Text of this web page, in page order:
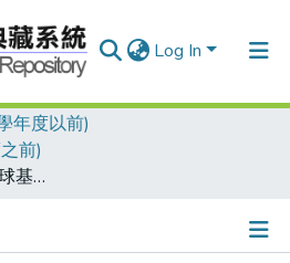
Log In
年度以前)
前)
不同訓練法對軟式網球基本、專項體能效果之影響~以青少年女子軟式網球選手為例~